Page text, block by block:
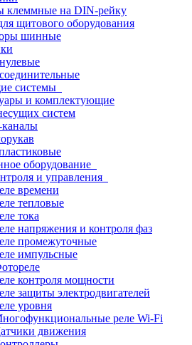
клеммные на DIN-рейку
щитового оборудования
шинные
системы
и комплектующие
систем
каналы
оборудование
и управления
времени
тепловые
тока
напряжения и контроля фаз
промежуточные
импульсные
контроля мощности
защиты электродвигателей
уровня
реле Wi-Fi
движения